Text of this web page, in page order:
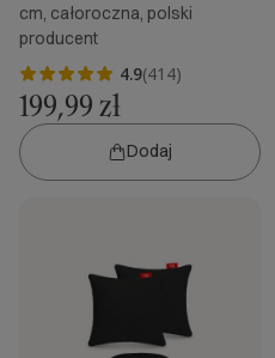
cm, całoroczna, polski
producent
4.9(414)
199,99 zł
Dodaj